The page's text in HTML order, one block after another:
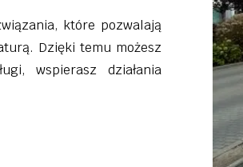
które pozwalają
Dzięki temu możesz
wspierasz działania